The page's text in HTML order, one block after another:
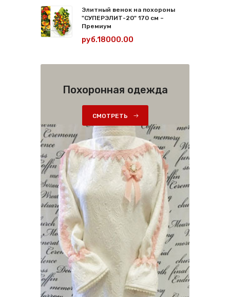
Элитный венок на похороны
"СУПЕРЭЛИТ-20" 170 см –
Премиум
руб.18000.00
Похоронная одежда
СМОТРЕТЬ